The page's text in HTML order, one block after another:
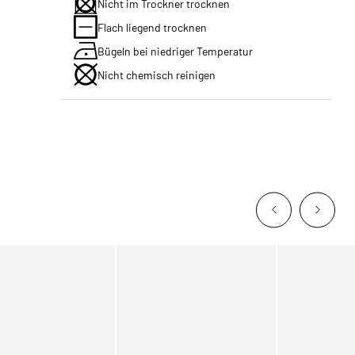
Nicht im Trockner trocknen
Flach liegend trocknen
Bügeln bei niedriger Temperatur
Nicht chemisch reinigen